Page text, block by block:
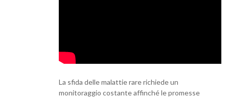
La sfida delle malattie rare richiede un
monitoraggio costante affinché le promesse